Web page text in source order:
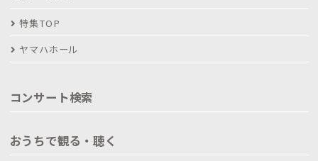
特集TOP
ヤマハホール
コンサート検索
おうちで観る・聴く